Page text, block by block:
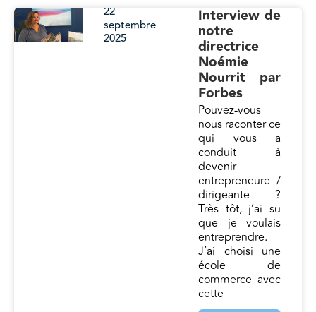
Interview de
notre
directrice
Noémie
Nourrit par
Forbes
Pouvez-vous
nous raconter ce
qui vous a
conduit à
devenir
entrepreneure /
dirigeante ?
Très tôt, j’ai su
que je voulais
entreprendre.
J’ai choisi une
école de
commerce avec
cette
22
septembre
2025